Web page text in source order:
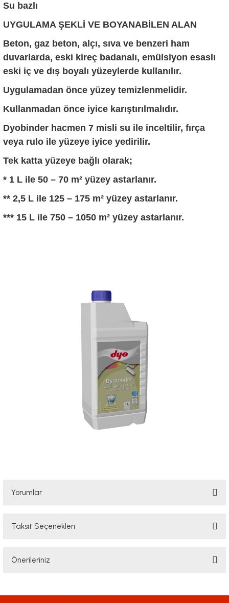
Su bazlı
UYGULAMA ŞEKLİ VE BOYANABİLEN ALAN
Beton, gaz beton, alçı, sıva ve benzeri ham
duvarlarda, eski kireç badanalı, emülsiyon esaslı
eski iç ve dış boyalı yüzeylerde kullanılır.
Uygulamadan önce yüzey temizlenmelidir.
Kullanmadan önce iyice karıştırılmalıdır.
Dyobinder hacmen 7 misli su ile inceltilir, fırça
veya rulo ile yüzeye iyice yedirilir.
Tek katta yüzeye bağlı olarak;
* 1 L ile 50 – 70 m² yüzey astarlanır.
** 2,5 L ile 125 – 175 m² yüzey astarlanır.
*** 15 L ile 750 – 1050 m² yüzey astarlanır.
Yorumlar
Taksit Seçenekleri
Önerileriniz